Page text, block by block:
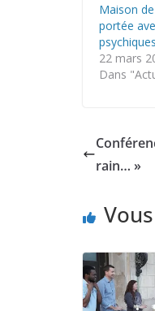
Maison
portée
psychiques
22 mars
Dans
rain… »